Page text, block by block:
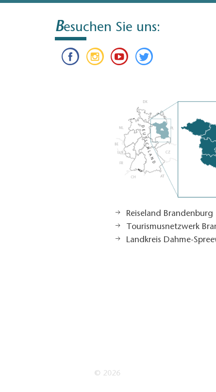
Besuchen Sie uns:
Reiseland Brandenburg
Tourismusnetzwerk
Landkreis Dahme-
© 2026